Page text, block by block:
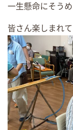
一生懸命にそう
皆さん楽しまれて